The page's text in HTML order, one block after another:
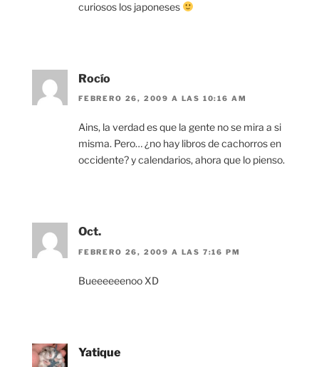
curiosos los japoneses
Rocío
FEBRERO 26, 2009 A LAS 10:16 AM
Ains, la verdad es que la gente no se mira a si
misma. Pero… ¿no hay libros de cachorros en
occidente? y calendarios, ahora que lo pienso.
Oct.
FEBRERO 26, 2009 A LAS 7:16 PM
Bueeeeeenoo XD
Yatique